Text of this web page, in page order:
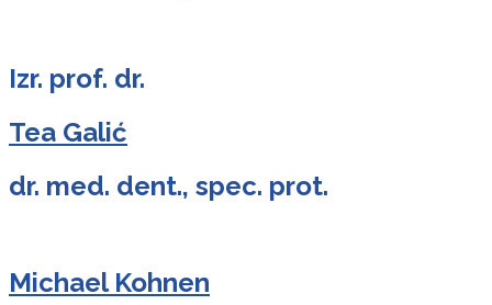
Izr. prof. dr.
Tea Galić
dr. med. dent., spec. prot.
Michael Kohnen